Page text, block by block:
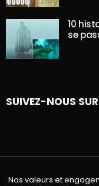
10
se
SUIVEZ-NOUS
Nos valeurs et